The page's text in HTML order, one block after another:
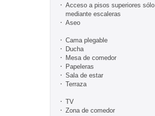
Acceso a pisos superiores sólo
mediante escaleras
Aseo
Cama plegable
Ducha
Mesa de comedor
Papeleras
Sala de estar
Terraza
TV
Zona de comedor